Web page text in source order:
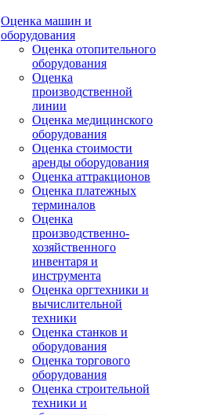
Оценка машин и
оборудования
Оценка отопительного
оборудования
Оценка
производственной
линии
Оценка медицинского
оборудования
Оценка стоимости
аренды оборудования
Оценка аттракционов
Оценка платежных
терминалов
Оценка
производственно-
хозяйственного
инвентаря и
инструмента
Оценка оргтехники и
вычислительной
техники
Оценка станков и
оборудования
Оценка торгового
оборудования
Оценка строительной
техники и